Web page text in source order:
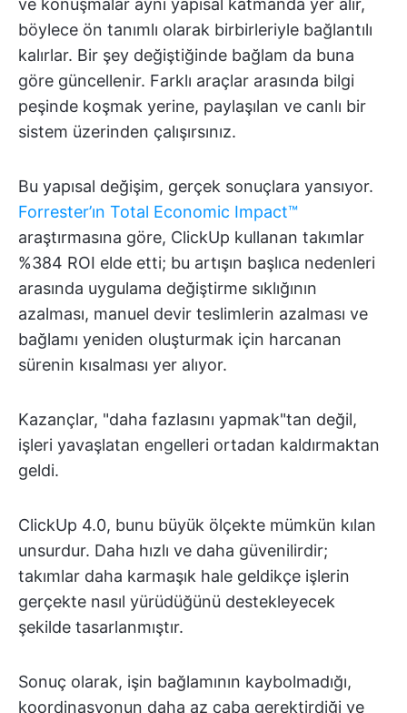
ve konuşmalar aynı yapısal katmanda yer alır,
böylece ön tanımlı olarak birbirleriyle bağlantılı
kalırlar. Bir şey değiştiğinde bağlam da buna
göre güncellenir. Farklı araçlar arasında bilgi
peşinde koşmak yerine, paylaşılan ve canlı bir
sistem üzerinden çalışırsınız.
Bu yapısal değişim, gerçek sonuçlara yansıyor.
Forrester’ın Total Economic Impact™
araştırmasına göre, ClickUp kullanan takımlar
%384 ROI elde etti; bu artışın başlıca nedenleri
arasında uygulama değiştirme sıklığının
azalması, manuel devir teslimlerin azalması ve
bağlamı yeniden oluşturmak için harcanan
sürenin kısalması yer alıyor.
Kazançlar, "daha fazlasını yapmak"tan değil,
işleri yavaşlatan engelleri ortadan kaldırmaktan
geldi.
ClickUp 4.0, bunu büyük ölçekte mümkün kılan
unsurdur. Daha hızlı ve daha güvenilirdir;
takımlar daha karmaşık hale geldikçe işlerin
gerçekte nasıl yürüdüğünü destekleyecek
şekilde tasarlanmıştır.
Sonuç olarak, işin bağlamının kaybolmadığı,
koordinasyonun daha az çaba gerektirdiği ve